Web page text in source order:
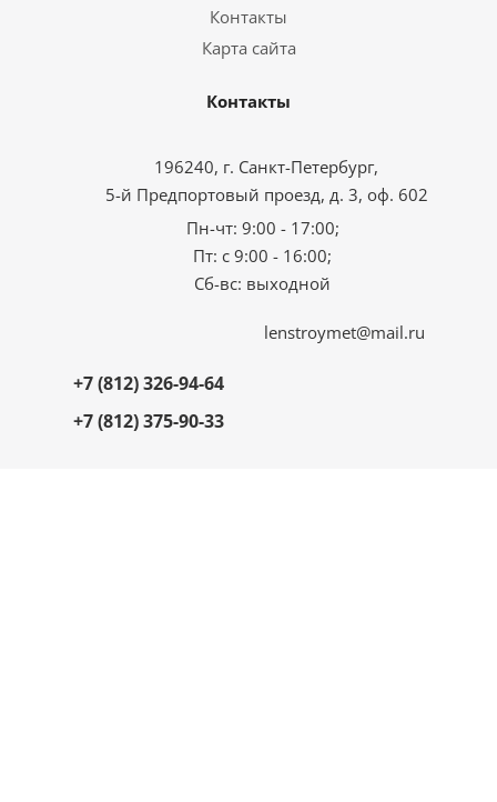
Контакты
Карта сайта
Контакты
196240, г. Санкт-Петербург,
5-й Предпортовый проезд, д. 3, оф. 602
Пн-чт: 9:00 - 17:00;
Пт: с 9:00 - 16:00;
Сб-вс: выходной
+7 (812) 326-94-64
+7 (812) 375-90-33
lenstroymet@mail.ru